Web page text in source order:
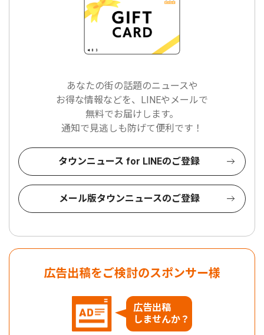
あなたの街の話題のニュースや
お得な情報などを、LINEやメールで
無料でお届けします。
通知で見逃しも防げて便利です！
タウンニュース for LINEのご登録
メール版タウンニュースのご登録
広告出稿をご検討のスポンサー様
広告出稿
しませんか？